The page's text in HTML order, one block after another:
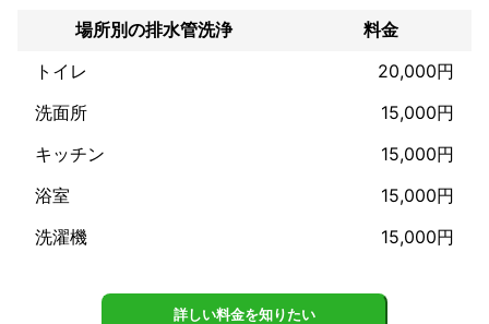
  心よりお待ちしております！  青木
某有名清掃会社勤続5年以上
口コミ多数（ご覧いただけます）
場所別の排水管洗浄
料金
トイレ
20,000円
洗面所
15,000円
キッチン
15,000円
浴室
15,000円
洗濯機
15,000円
詳しい料金を知りたい